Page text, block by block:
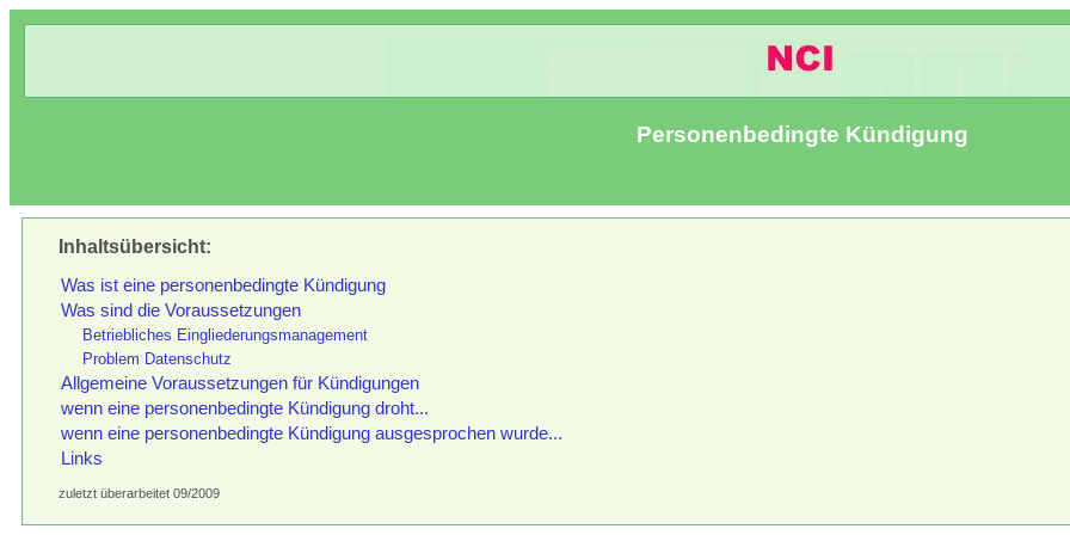
Personenbedingte Kündigung
Inhaltsübersicht:
Was ist eine personenbedingte Kündigung
Was sind die Voraussetzungen
Betriebliches Eingliederungsmanagement
Problem Datenschutz
Allgemeine Voraussetzungen für Kündigungen
wenn eine personenbedingte Kündigung droht...
wenn eine personenbedingte Kündigung ausgesprochen wurde...
Links
zuletzt überarbeitet 09/2009